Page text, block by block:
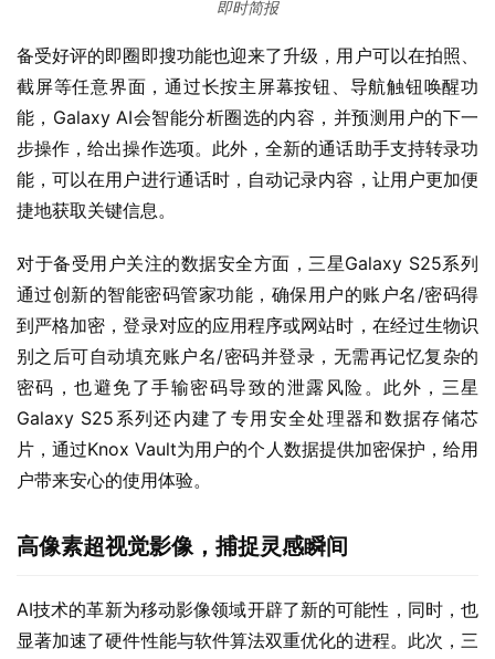
即时简报
备受好评的即圈即搜功能也迎来了升级，用户可以在拍照、
截屏等任意界面，通过长按主屏幕按钮、导航触钮唤醒功
能，Galaxy AI会智能分析圈选的内容，并预测用户的下一
步操作，给出操作选项。此外，全新的通话助手支持转录功
能，可以在用户进行通话时，自动记录内容，让用户更加便
捷地获取关键信息。
对于备受用户关注的数据安全方面，三星Galaxy S25系列
通过创新的智能密码管家功能，确保用户的账户名/密码得
到严格加密，登录对应的应用程序或网站时，在经过生物识
别之后可自动填充账户名/密码并登录，无需再记忆复杂的
密码，也避免了手输密码导致的泄露风险。此外，三星
Galaxy S25系列还内建了专用安全处理器和数据存储芯
片，通过Knox Vault为用户的个人数据提供加密保护，给用
户带来安心的使用体验。
高像素超视觉影像，捕捉灵感瞬间
AI技术的革新为移动影像领域开辟了新的可能性，同时，也
显著加速了硬件性能与软件算法双重优化的进程。此次，三